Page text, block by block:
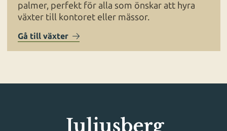
palmer, perfekt för alla som önskar att hyra
växter till kontoret eller mässor.
Gå till växter